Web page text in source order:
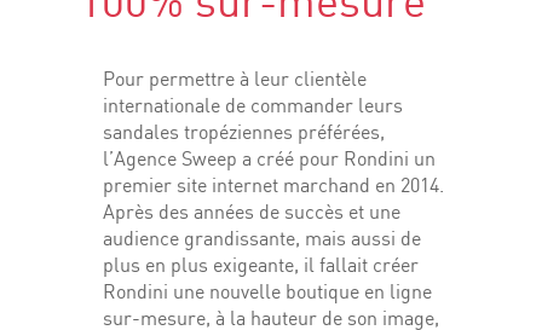
Pour permettre à leur clientèle
internationale de commander leurs
sandales tropéziennes préférées,
l’Agence Sweep a créé pour Rondini un
premier site internet marchand en 2014.
Après des années de succès et une
audience grandissante, mais aussi de
plus en plus exigeante, il fallait créer
Rondini une nouvelle boutique en ligne
sur-mesure, à la hauteur de son image,